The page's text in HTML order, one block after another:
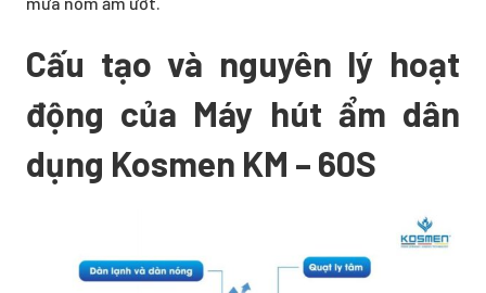
Cấu tạo và nguyên lý hoạt
động của Máy hút ẩm dân
dụng Kosmen KM – 60S